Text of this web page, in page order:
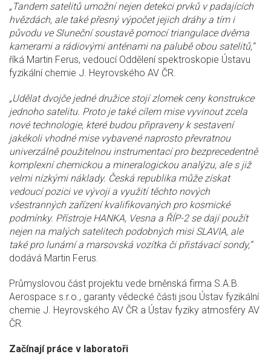
„Tandem satelitů umožní nejen detekci prvků v padajících
hvězdách, ale také přesný výpočet jejich dráhy a tím i
původu ve Sluneční soustavě pomocí triangulace dvěma
kamerami a rádiovými anténami na palubě obou satelitů,“
říká Martin Ferus, vedoucí Oddělení spektroskopie Ústavu
fyzikální chemie J. Heyrovského AV ČR.
„Udělat dvojče jedné družice stojí zlomek ceny konstrukce
jednoho satelitu. Proto je také cílem mise vyvinout zcela
nové technologie, které budou připraveny k sestavení
jakékoli vhodné mise vybavené naprosto převratnou
univerzálně použitelnou instrumentací pro bezprecedentně
komplexní chemickou a mineralogickou analýzu, ale s již
velmi nízkými náklady. Česká republika může získat
vedoucí pozici ve vývoji a využití těchto nových
všestranných zařízení kvalifikovaných pro kosmické
podmínky. Přístroje HANKA, Vesna a ŘÍP-2 se dají použít
nejen na malých satelitech podobných misi SLAVIA, ale
také pro lunární a marsovská vozítka či přistávací sondy,”
dodává Martin Ferus.
Průmyslovou část projektu vede brněnská firma S.A.B.
Aerospace s.r.o., garanty vědecké části jsou Ústav fyzikální
chemie J. Heyrovského AV ČR a Ústav fyziky atmosféry AV
ČR.
Začínají práce v laboratoři